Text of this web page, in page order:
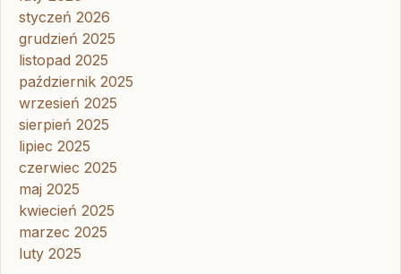
styczeń 2026
grudzień 2025
listopad 2025
październik 2025
wrzesień 2025
sierpień 2025
lipiec 2025
czerwiec 2025
maj 2025
kwiecień 2025
marzec 2025
luty 2025